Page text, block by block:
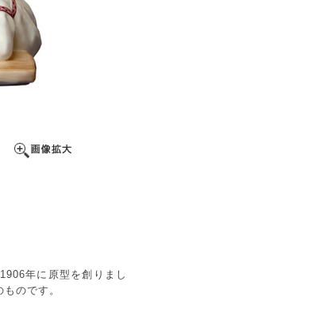
年に原型を創りまし
のです。